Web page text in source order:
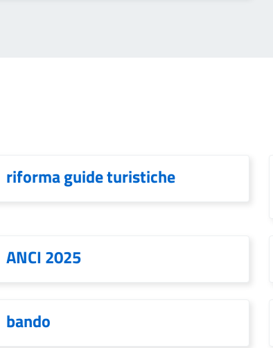
riforma guide turistiche
ANCI 2025
bando